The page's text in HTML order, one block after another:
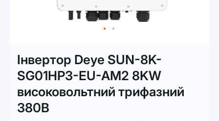
початку
галереї
зображень
Інвертор Deye SUN-8K-
SG01HP3-EU-AM2 8KW
високовольтний трифазний
380В